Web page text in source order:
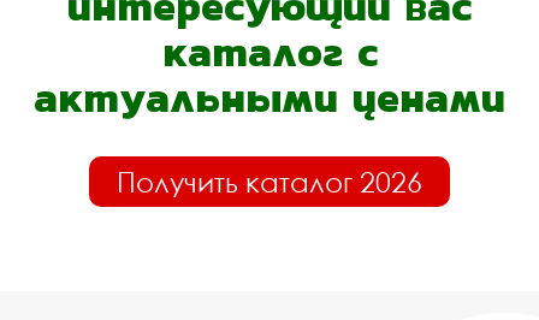
каталог с
актуальными ценами
Получить каталог 2026